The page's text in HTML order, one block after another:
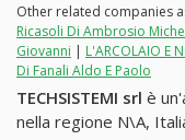
Other related companies as
Ricasoli Di Ambrosio
Giovanni | L'ARCOLAIO E
Di Fanali Aldo E Paolo
TECHSISTEMI srl è
nella regione N\A,